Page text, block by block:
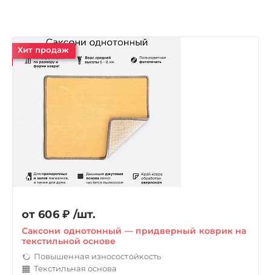
Хит продаж
от 606 ₽ /шт.
Саксони однотонный — придверный коврик на
текстильной основе
Повышенная износостойкость
Текстильная основа